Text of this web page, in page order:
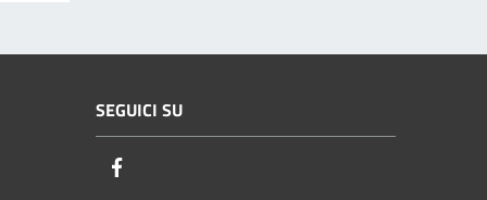
SEGUICI SU